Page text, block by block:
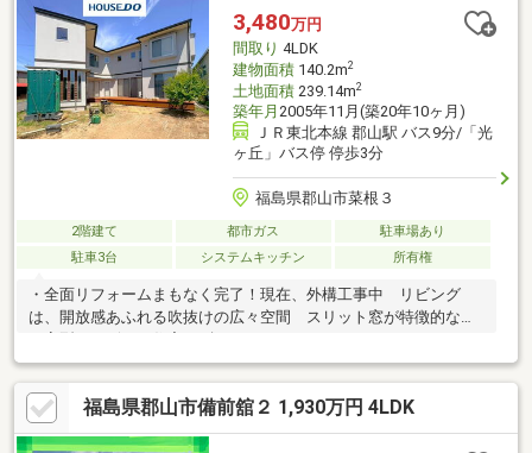
る』『転職したばかり』そんな方もご購入可能です！・経験豊富
な弊社スタッフがご購入のサポートを致します！・平日、土日
祝、夜間やお仕事帰りでも内覧可
3,480万円
間取り 4LDK
建物面積140.2m2
土地面積239.14m2
築年月 2005年11月(築20年10ヶ月)
ＪＲ東北本線 郡山駅 バス9分/「光
ヶ丘」バス停 停歩3分
福島県郡山市菜根３
2階建て 都市ガス
駐車場あり
駐車3台
システムキッチン 所有権
・全面リフォームまもなく完了！現在、外構工事中 リビング
は、開放感あふれる吹抜けの広々空間 スリット窓が特徴的なコ
玄関！・天板人工大理石、ステンレスのキッチンは使い勝手◎・
広々ウッドデッキがあって、リビングの延長として使用可能 道路
からは視線を遮る造りで家族団らんお過ごしいただけます・ラン
ドリースペースが確保され共働きにもうれしい実用的な仕様・大
福島県郡山市備前舘２ 1,930万円 4LDK